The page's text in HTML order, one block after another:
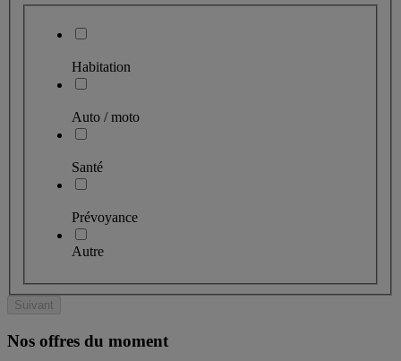
Habitation
Auto / moto
Santé
Prévoyance
Autre
Suivant
Nos offres du moment